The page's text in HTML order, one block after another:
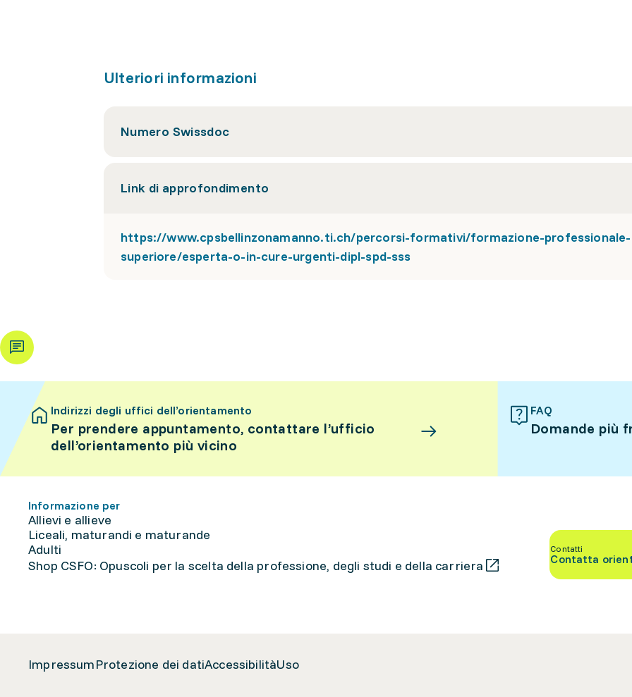
Ulteriori informazioni
Numero Swissdoc
Link di approfondimento
https://www.cpsbellinzonamanno.ti.ch/percorsi-formativi/formazione-professionale-
superiore/esperta-o-in-cure-urgenti-dipl-spd-sss
Indirizzi degli uffici dell’orientamento
Per prendere appuntamento, contattare l’ufficio
dell’orientamento più vicino
FAQ
Domande più
Informazione per
Allievi e allieve
Liceali, maturandi e maturande
Adulti
Shop CSFO: Opuscoli per la scelta della professione, degli studi e della carriera
Contatti
Contatta
ImpressumProtezione dei datiAccessibilitàUso